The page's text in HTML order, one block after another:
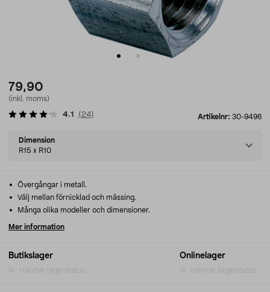
79,90
(inkl. moms)
Artikelnr: 30-9496
4.1 ( 24)
Select
variant
Dimension
R15 x R10
Butikslager
Hämtar lagerstatus...
Onlinelager
Hämtar lagerstatus...
Övergångar i metall.
Välj mellan förnicklad och mässing.
Många olika modeller och dimensioner.
Mer information